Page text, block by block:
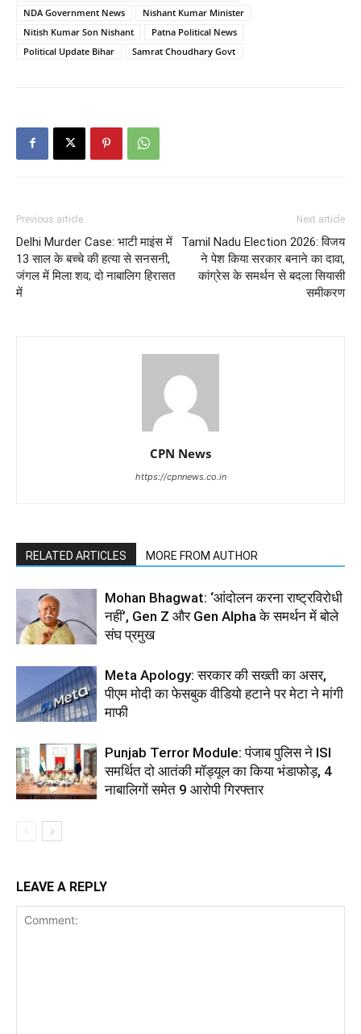
NDA Government News
Nishant Kumar Minister
Nitish Kumar Son Nishant
Patna Political News
Political Update Bihar
Samrat Choudhary Govt
Previous article
Delhi Murder Case: भाटी माइंस में
13 साल के बच्चे की हत्या से सनसनी,
जंगल में मिला शव; दो नाबालिग हिरासत
में
Next article
Tamil Nadu Election 2026: विजय
ने पेश किया सरकार बनाने का दावा,
कांग्रेस के समर्थन से बदला सियासी
समीकरण
CPN News
https://cpnnews.co.in
RELATED ARTICLES MORE FROM AUTHOR
Mohan Bhagwat: ‘आंदोलन करना राष्ट्रविरोधी
नहीं’, Gen Z और Gen Alpha के समर्थन में बोले
संघ प्रमुख
Meta Apology: सरकार की सख्ती का असर,
पीएम मोदी का फेसबुक वीडियो हटाने पर मेटा ने मांगी
माफी
Punjab Terror Module: पंजाब पुलिस ने ISI
समर्थित दो आतंकी मॉड्यूल का किया भंडाफोड़, 4
नाबालिगों समेत 9 आरोपी गिरफ्तार
LEAVE A REPLY